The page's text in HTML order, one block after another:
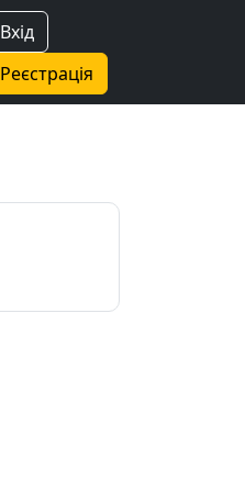
Вхід
Реєстрація